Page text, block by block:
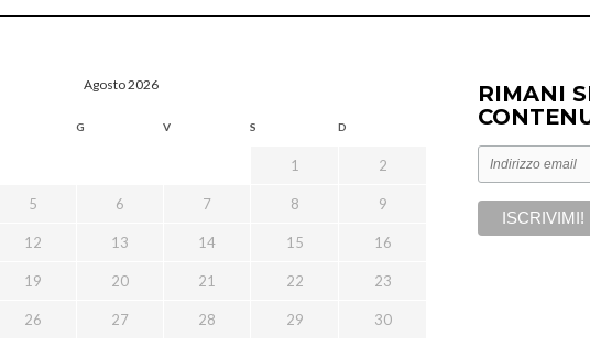
Agosto 2026
G V S D
1 2
5 6 7 8 9
12 13 14 15 16
19 20 21 22 23
26 27 28 29 30
RIMANI